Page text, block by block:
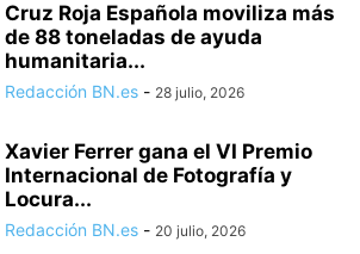
Cruz Roja Española moviliza más
de 88 toneladas de ayuda
humanitaria...
Redacción BN.es - 28 julio, 2026
Xavier Ferrer gana el VI Premio
Internacional de Fotografía y
Locura...
Redacción BN.es - 20 julio, 2026